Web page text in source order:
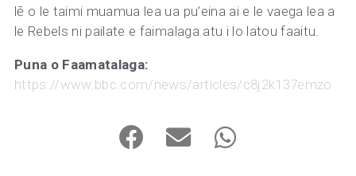
lē o le taimi muamua lea ua pu’eina ai e le vaega lea a
le Rebels ni pailate e faimalaga atu i lo latou faaitu.
Puna o Faamatalaga:
https://www.bbc.com/news/articles/c8j2k137emzo